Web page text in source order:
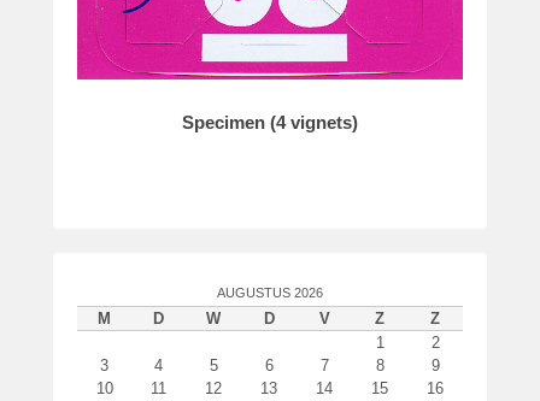
Specimen (4 vignets)
AUGUSTUS 2026
M D W D V Z
Z
1
2
3
4 5 6 7 8
9
10
11 12 13 14 15
16